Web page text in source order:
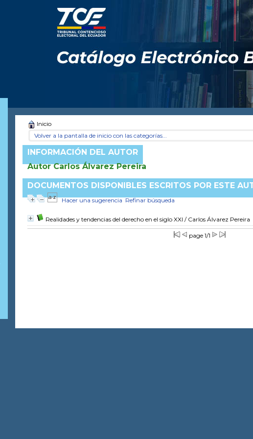
Inicio
Volver a la pantalla de inicio con las categorías...
INFORMACIÓN DEL AUTOR
Autor Carlos Álvarez Pereira
DOCUMENTOS DISPONIBLES ESCRITOS POR ESTE
Hacer una sugerencia Refinar búsqueda
Realidades y tendencias del derecho en el siglo XXI / Carlos Álvarez Pereira
page 1/1